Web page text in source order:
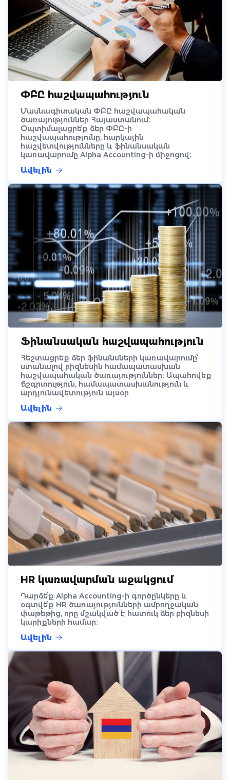
ՓԲԸ հաշվապահություն
Մասնագիտական ՓԲԸ հաշվապահական
ծառայություններ Հայաստանում։
Օպտիմալացրե՛ք ձեր ՓԲԸ-ի
հաշվապահությունը, հարկային
հաշվետվությունները և ֆինանսական
կառավարումը Alpha Accounting-ի միջոցով։
Ավելին
Ֆինանսական հաշվապահություն
Հեշտացրեք ձեր ֆինանսների կառավարումը՝
ստանալով բիզնեսին համապատասխան
հաշվապահական ծառայություններ։ Ապահովեք
ճշգրտություն, համապատասխանություն և
արդյունավետություն այսօր
Ավելին
HR կառավարման աջակցում
Դարձե՛ք Alpha Accounting-ի գործընկերը և
օգտվե՛ք HR ծառայությունների ամբողջական
փաթեթից, որը մշակված է հատուկ ձեր բիզնեսի
կարիքների համար։
Ավելին